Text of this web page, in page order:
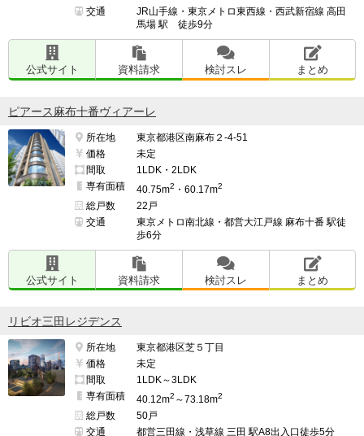
交通
JR山手線・東京メトロ東西線・西武新宿線 高田
馬場 駅 徒歩9分
公式サイト 資料請求 検討スレ まとめ
ピアース麻布十番ヴィアーレ
所在地
東京都港区南麻布２-4-51
価格
未定
間取
1LDK・2LDK
専有面積
40.75m2 ・60.17m2
総戸数
22戸
交通
東京メトロ南北線・都営大江戸線 麻布十番 駅徒
歩6分
公式サイト 資料請求 検討スレ まとめ
リビオ三田レジデンス
所在地
東京都港区芝５丁目
価格
未定
間取
1LDK～3LDK
専有面積
40.12m2 ～73.18m2
総戸数
50戸
交通
都営三田線・浅草線 三田 駅A8出入口徒歩5分